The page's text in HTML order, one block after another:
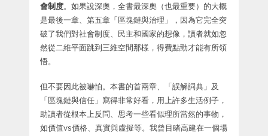
會制度。如果說深奧，全書最深奧（也最重要）的大概
是最後一章、第五章「區塊鏈與治理」，因為它完全突
破了我們對社會制度、民主和國家的想像，讀者就如忽
然從二維平面跳到三維空間那樣，得費點勁才能有所領
悟。
但不要因此被嚇怕。本書的首兩章、「誤解詞典」及
「區塊鏈與信任」寫得非常好看，用上許多生活例子，
助讀者從根本上反問、思考一些看似理所當然的事物，
如價值vs價格、真實與虛擬等。我曾目睹高建在一個場